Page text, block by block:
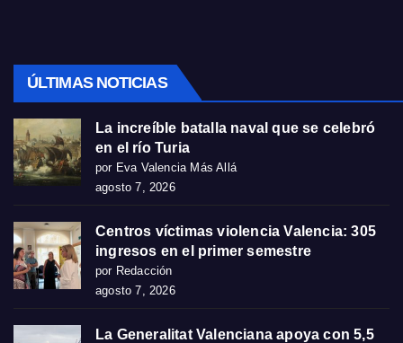
ÚLTIMAS NOTICIAS
La increíble batalla naval que se celebró
en el río Turia
por Eva Valencia Más Allá
agosto 7, 2026
Centros víctimas violencia Valencia: 305
ingresos en el primer semestre
por Redacción
agosto 7, 2026
La Generalitat Valenciana apoya con 5,5